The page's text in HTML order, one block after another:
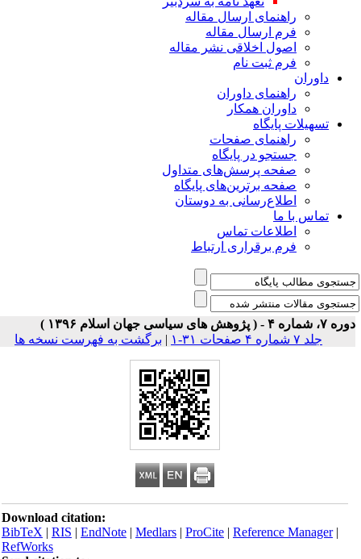
راهنمای ارسال مقاله
فرم ارسال مقاله
اصول اخلاقی نشر مقاله
فرم ثبت نام
داوران
راهنمای داوران
داوران همکار
تسهیلات پایگاه
راهنمای صفحات
جستجو در پایگاه
صفحه پرسش‌های متداول
صفحه برترین‌های پایگاه
اطلاع‌رسانی به دوستان
تماس با ما
اطلاعات تماس
فرم برقراری ارتباط
۴ - ( پژوهش های سیاسی جهان اسلام ۱۳۹۶ )
جلد ۷ شماره ۴ صفحات ۳۱-۱
| برگشت به فهرست نسخه ها
Download citation:
BibTeX|RIS|EndNote|Medlars|ProCite|Reference Manager
RefWorks